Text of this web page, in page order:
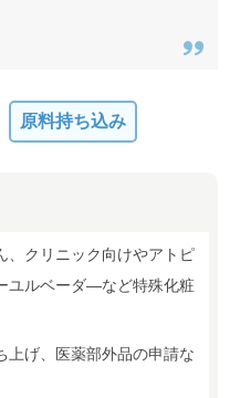
原料持ち込み
、クリニック向けやアトピ
ユルベーダ―など特殊化粧
上げ、医薬部外品の申請な